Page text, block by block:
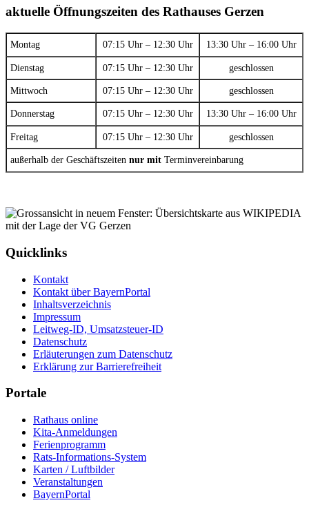
aktuelle Öffnungszeiten des Rathauses Gerzen
Montag 07:15 Uhr – 12:30 Uhr 13:30 Uhr – 16:00 Uhr
Dienstag 07:15 Uhr – 12:30 Uhr geschlossen
Mittwoch 07:15 Uhr – 12:30 Uhr geschlossen
Donnerstag 07:15 Uhr – 12:30 Uhr 13:30 Uhr – 16:00 Uhr
Freitag 07:15 Uhr – 12:30 Uhr geschlossen
außerhalb der Geschäftszeiten nur mit Terminvereinbarung
Quicklinks
Kontakt
Kontakt über BayernPortal
Inhaltsverzeichnis
Impressum
Leitweg-ID, Umsatzsteuer-ID
Datenschutz
Erläuterungen zum Datenschutz
Erklärung zur Barrierefreiheit
Portale
Rathaus online
Kita-Anmeldungen
Ferienprogramm
Rats-Informations-System
Karten / Luftbilder
Veranstaltungen
BayernPortal